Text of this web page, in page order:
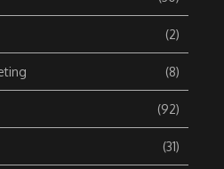
(2)
(8)
(92)
(31)